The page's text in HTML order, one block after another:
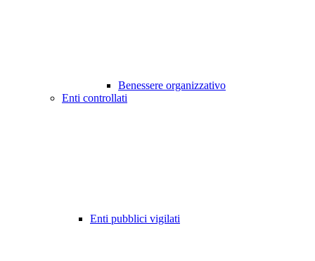
Benessere organizzativo
Enti controllati
Enti pubblici vigilati